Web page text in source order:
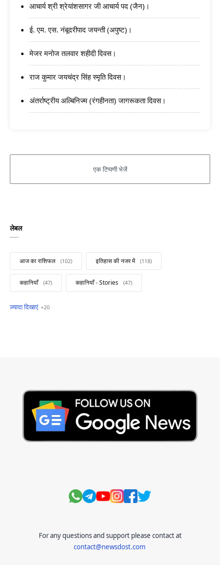
आचार्य श्री श्रेयांशसागर जी आचार्य पद (जैन)।
ई. एम. एस. नंबूदरीपाद जयन्ती (अपुष्ट)।
मेजर मनोज तलवार शहीदी दिवस।
राज कुमार जयचंद्र सिंह स्मृति दिवस।
अंतर्राष्ट्रीय अल्बिनिज्म (रंगहीनता) जागरूकता दिवस।
लेबल
आज का राशिफल इतिहास की नजर में
कहानियाँ कहानियाँ - Stories
खबरें फटाफट
Hindi Stories International
Jobs and Education Lifestyle
Monthly Current Affairs National
For any questions and support please contact at
contact@newsdost.com